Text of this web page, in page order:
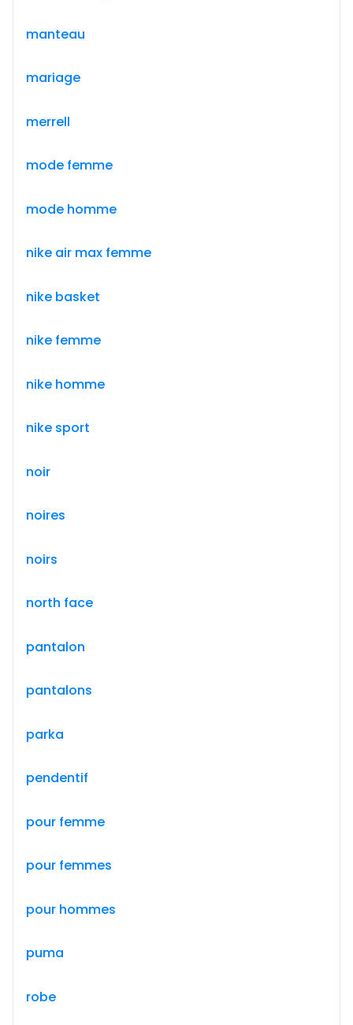
manteau
mariage
merrell
mode femme
mode homme
nike air max femme
nike basket
nike femme
nike homme
nike sport
noir
noires
noirs
north face
pantalon
pantalons
parka
pendentif
pour femme
pour femmes
pour hommes
puma
robe